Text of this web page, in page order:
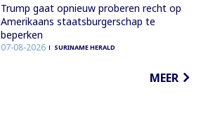
Trump gaat opnieuw proberen recht op
Amerikaans staatsburgerschap te
beperken
07-08-2026 SURINAME HERALD
MEER